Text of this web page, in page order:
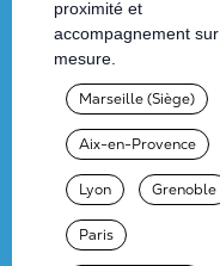
proximité et
accompagnement sur
mesure.
Marseille (Siège)
Aix-en-Provence
Lyon Grenoble
Paris